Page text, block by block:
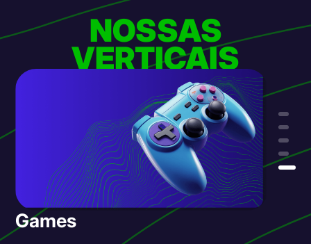
NOSSAS
VERTICAIS
Cam